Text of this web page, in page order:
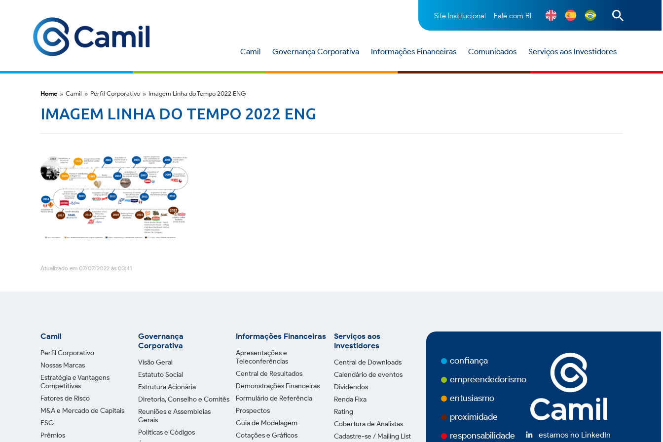
Site Institucional Fale com RI
Camil Governança Corporativa Informações Financeiras Comunicados Serviços aos Investidores
Home » Camil » Perfil Corporativo » Imagem Linha do Tempo 2022 ENG
IMAGEM LINHA DO TEMPO 2022 ENG
Atualizado em 07/07/2022 às 03:41
Camil
Perfil Corporativo
Nossas Marcas
Estratégia e Vantagens
Competitivas
Fatores de Risco
M&A e Mercado de Capitais
ESG
Prêmios
Governança
Corporativa
Visão Geral
Estatuto Social
Estrutura Acionária
Diretoria, Conselho e Comitês
Reuniões e Assembleias
Gerais
Políticas e Códigos
Informações Financeiras
Apresentações e
Teleconferências
Central de Resultados
Demonstrações Financeiras
Formulário de Referência
Prospectos
Guia de Modelagem
Cotações e Gráficos
Serviços aos
Investidores
Central de Downloads
Calendário de eventos
Dividendos
Renda Fixa
Rating
Cobertura de Analistas
Cadastre-se / Mailing List
confiança
empreendedorismo
entusiasmo
proximidade
responsabilidade
estamos no LinkedIn